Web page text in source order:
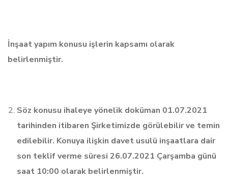
İnşaat yapım konusu işlerin kapsamı olarak
belirlenmiştir.
Söz konusu ihaleye yönelik doküman 01.07.2021
tarihinden itibaren Şirketimizde görülebilir ve temin
edilebilir. Konuya ilişkin davet usulü inşaatlara dair
son teklif verme süresi 26.07.2021 Çarşamba günü
saat 10:00 olarak belirlenmiştir.